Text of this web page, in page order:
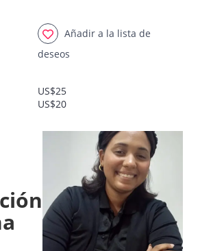
Añadir a la lista de
deseos
US$25
US$20